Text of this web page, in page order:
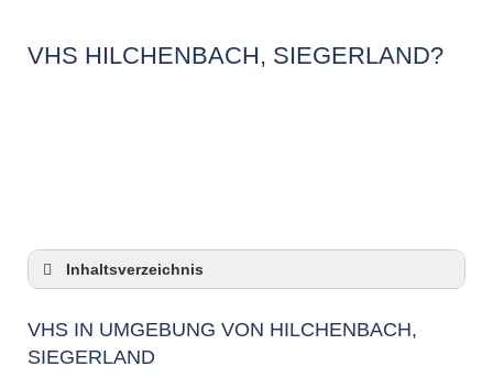
VHS HILCHENBACH, SIEGERLAND?
Inhaltsverzeichnis
Siegerland
3 Quicktipps
VHS IN UMGEBUNG VON HILCHENBACH,
SIEGERLAND